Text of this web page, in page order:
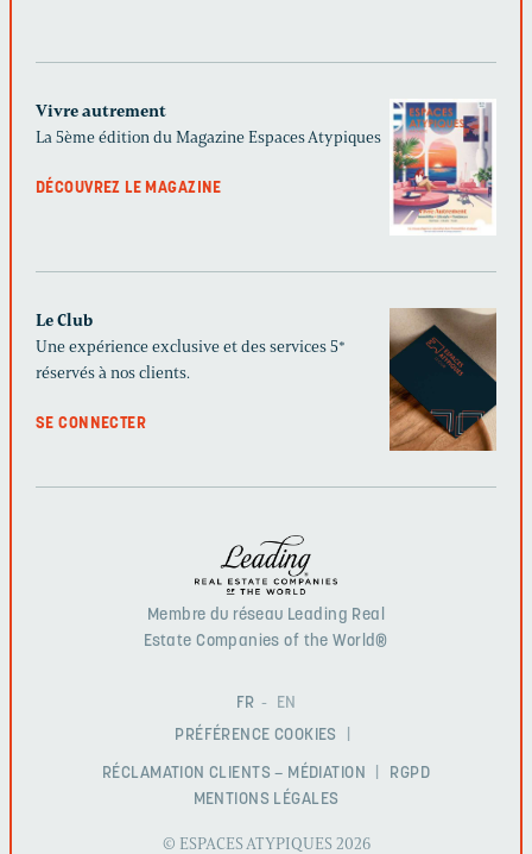
Vivre autrement
La 5ème édition du Magazine Espaces Atypiques
DÉCOUVREZ LE MAGAZINE
Le Club
Une expérience exclusive et des services 5*
réservés à nos clients.
SE CONNECTER
Membre du réseau Leading Real
Estate Companies of the World®
FR
EN
PRÉFÉRENCE COOKIES
RÉCLAMATION CLIENTS – MÉDIATION
RGPD
MENTIONS LÉGALES
© ESPACES ATYPIQUES 2026